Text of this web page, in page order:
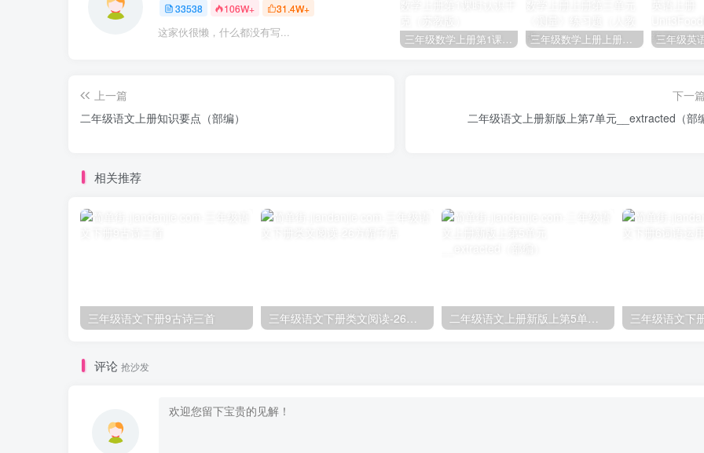
33538 106W+ 31.4W+
这家伙很懒，什么都没有写... 三年级数学上册第1课时认识千克（苏教版） 三年级数学上册上册第三单元《测量》练习题（人教版）
上一篇
二年级语文上册知识要点（部编）
下一篇
二年级语文上册新版上第7单元__extracted（部
相关推荐
三年级语文下册9古诗三首 三年级语文下册类文阅读-26方帽子店 二年级语文上册新版上第5单元__extracted（部编） 三年级语文下
评论 抢沙发